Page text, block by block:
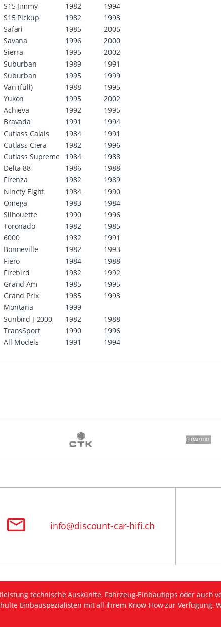
S15 Jimmy 1982
1994
S15 Pickup 1982
1993
Safari 1985
2005
Savana 1996
2000
Sierra 1995
2002
Suburban 1989
1991
Suburban 1995
1999
Van (full) 1988
1995
Yukon 1995
2002
Achieva 1992
1995
Bravada 1991
1994
Cutlass Calais 1984
1991
Cutlass Ciera 1982
1996
Cutlass Supreme 1984
1988
Delta 88 1986
1988
Firenza 1982
1989
Ninety Eight 1984
1990
Omega 1983
1984
Silhouette 1990
1996
Toronado 1982
1985
6000 1982
1991
Bonneville 1982
1993
Fiero 1984
1988
Firebird 1982
1992
Grand Am 1985
1995
Grand Prix 1985
1993
Montana
1999
Sunbird J-2000 1982
1988
TransSport 1990
1996
All-Models 1991 1994
info@discount-car-hifi.ch
technische Auskünfte, Fahrzeug-Einbautipps oder auch
Einbauspezialisten mit all ihrem Know-How zur Verfügung.